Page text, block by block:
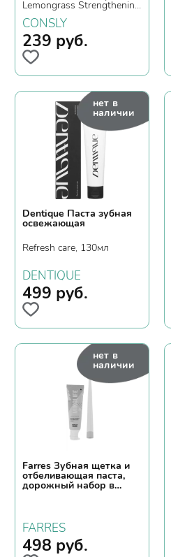
Lemongrass Strengthening
Gel Toothpaste, 105гр.
CONSLY
239 руб.
нет в
наличии
Dentique Паста зубная
освежающая
Refresh care, 130мл
DENTIQUE
499 руб.
нет в
наличии
Farres Зубная щетка и
отбеливающая паста,
дорожный набор в
футляре 2в1
FARRES
498 руб.